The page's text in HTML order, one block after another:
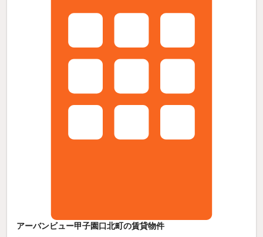
アーバンビュー甲子園口北町の賃貸物件